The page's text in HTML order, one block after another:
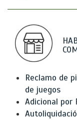
Reclamo de
de juegos
Adicional por